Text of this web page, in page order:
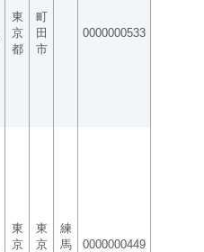
東
京
都
町
田
市
0000000533
東
京
東
京
練
馬
0000000449